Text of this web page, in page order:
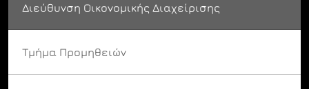
Διεύθυνση Οικονομικής Διαχείρισης
Τμήμα Προμηθειών